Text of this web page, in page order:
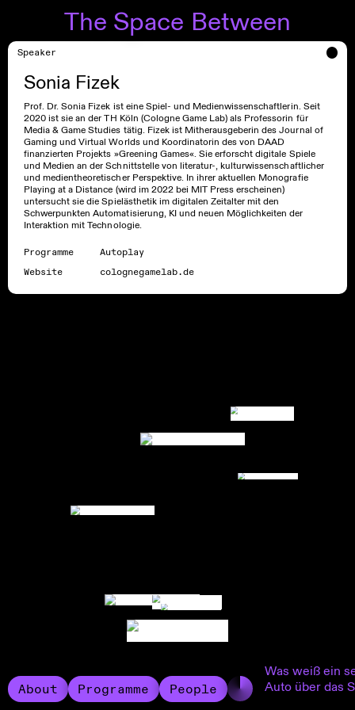
The Space Between
About Programme People
Was weiß ein
Auto über das
Speaker
Sonia Fizek
Prof. Dr. Sonia Fizek ist eine Spiel- und Medienwissenschaftlerin. Seit
2020 ist sie an der TH Köln (Cologne Game Lab) als Professorin für
Media & Game Studies tätig. Fizek ist Mitherausgeberin des Journal of
Gaming und Virtual Worlds und Koordinatorin des von DAAD
finanzierten Projekts »Greening Games«. Sie erforscht digitale Spiele
und Medien an der Schnittstelle von literatur-, kulturwissenschaftlicher
und medientheoretischer Perspektive. In ihrer aktuellen Monografie
Playing at a Distance (wird im 2022 bei MIT Press erscheinen)
untersucht sie die Spielästhetik im digitalen Zeitalter mit den
Schwerpunkten Automatisierung, KI und neuen Möglichkeiten der
Interaktion mit Technologie.
Programme
Autoplay
Website
colognegamelab.de